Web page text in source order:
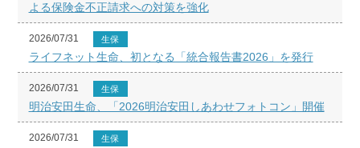
よる保険金不正請求への対策を強化
2026/07/31 生保
ライフネット生命、初となる「統合報告書2026」を発行
2026/07/31 生保
明治安田生命、「2026明治安田しあわせフォトコン」開催
2026/07/31 生保